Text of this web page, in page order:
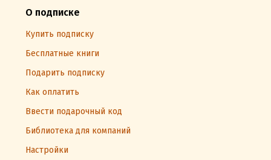
О подписке
Купить подписку
Бесплатные книги
Подарить подписку
Как оплатить
Ввести подарочный код
Библиотека для компаний
Настройки